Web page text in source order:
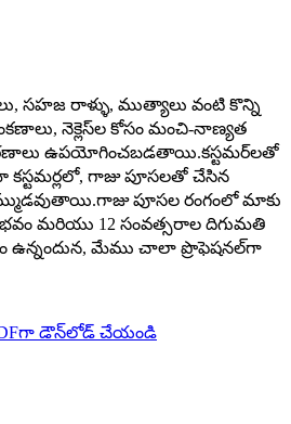
సహజ రాళ్ళు, ముత్యాలు వంటి కొన్ని
నెక్లెస్‌ల కోసం మంచి-నాణ్యత
ఉపయోగించబడతాయి.కస్టమర్‌లతో
గాజు పూసలతో చేసిన
పూసల రంగంలో మాకు
మరియు 12 సంవత్సరాల దిగుమతి
ఉన్నందున, మేము చాలా ప్రొఫెషనల్‌గా
డౌన్‌లోడ్ చేయండి